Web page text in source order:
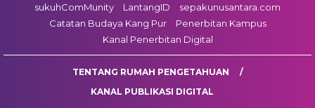
sukuhComMunity
LantangID
sepakunusantara.com
Catatan Budaya Kang Pur
Penerbitan Kampus
Kanal Penerbitan Digital
TENTANG RUMAH PENGETAHUAN
KANAL PUBLIKASI DIGITAL